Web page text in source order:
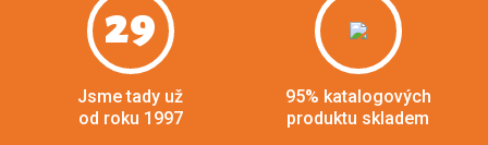
29
Jsme tady už
od roku 1997
95% katalogových
produktu skladem